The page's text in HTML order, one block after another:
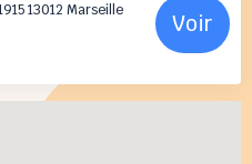
13012 Marseille
Voir